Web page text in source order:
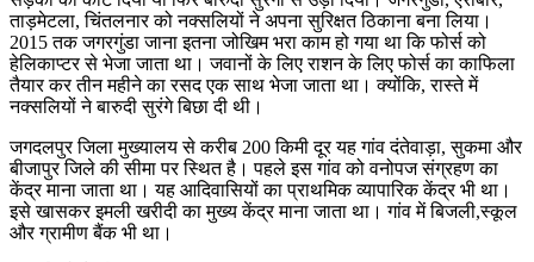
ताड़मेटला, चिंतलनार को नक्सलियों ने अपना सुरिक्षत ठिकाना बना लिया।
2015 तक जगरगुंडा जाना इतना जोखिम भरा काम हो गया था कि फोर्स को
हेलिकाप्टर से भेजा जाता था। जवानों के लिए राशन के लिए फोर्स का काफिला
तैयार कर तीन महीने का रसद एक साथ भेजा जाता था। क्योंकि, रास्ते में
नक्सलियों ने बारुदी सुरंगे बिछा दी थी।
जगदलपुर जिला मुख्यालय से करीब 200 किमी दूर यह गांव दंतेवाड़ा, सुकमा और
बीजापुर जिले की सीमा पर स्थित है। पहले इस गांव को वनोपज संग्रहण का
केंद्र माना जाता था। यह आदिवासियों का प्राथमिक व्यापारिक केंद्र भी था।
इसे खासकर इमली खरीदी का मुख्य केंद्र माना जाता था। गांव में बिजली,स्कूल
और ग्रामीण बैंक भी था।